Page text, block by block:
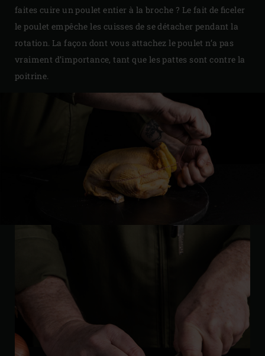
faites cuire un poulet entier à la broche ? Le fait de ficeler
le poulet empêche les cuisses de se détacher pendant la
rotation. La façon dont vous attachez le poulet n’a pas
vraiment d’importance, tant que les pattes sont contre la
poitrine.